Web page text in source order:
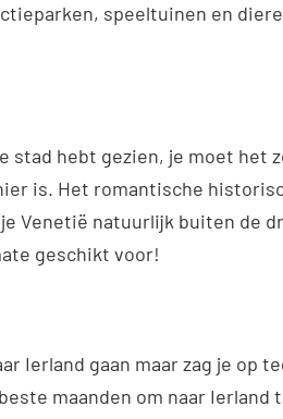
speeltuinen en
stad hebt gezien, je moet het
is. Het romantische
Venetië natuurlijk buiten de
geschikt voor!
Ierland gaan maar zag je op
maanden om naar Ierland